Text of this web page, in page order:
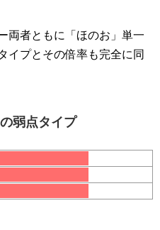
両者ともに「ほのお」単一
イプとその倍率も完全に同
弱点タイプ